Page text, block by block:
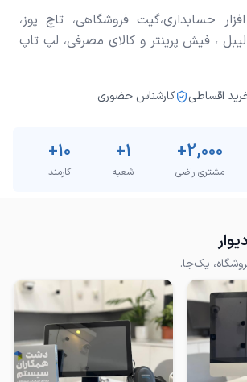
حسابداری،گیت فروشگاهی، تاچ پوز،
لیبل ، فیش پرینتر و کالای مصرفی، لپ تاپ
اقساطی کارشناس حضوری
2,000
+
مشتری راضی
1
+
شعبه
10
+
کارمند
یک‌جا.